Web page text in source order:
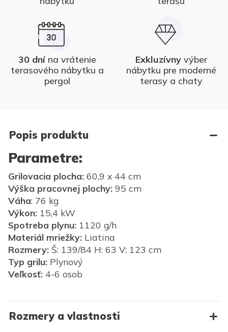
30 dnína vrátenie
terasového nábytku a
pergol
Exkluzívnyvýber
nábytku pre moderné
terasy a chaty
Popis produktu
Parametre:
Grilovacia plocha: 60,9 x 44 cm
Výška pracovnej plochy: 95 cm
Váha: 76 kg
Výkon: 15,4 kW
Spotreba plynu: 1120 g/h
Materiál mriežky: Liatina
Rozmery: Š: 139/84 H: 63 V: 123 cm
Typ grilu: Plynový
Veľkosť: 4-6 osob
Rozmery a vlastnosti